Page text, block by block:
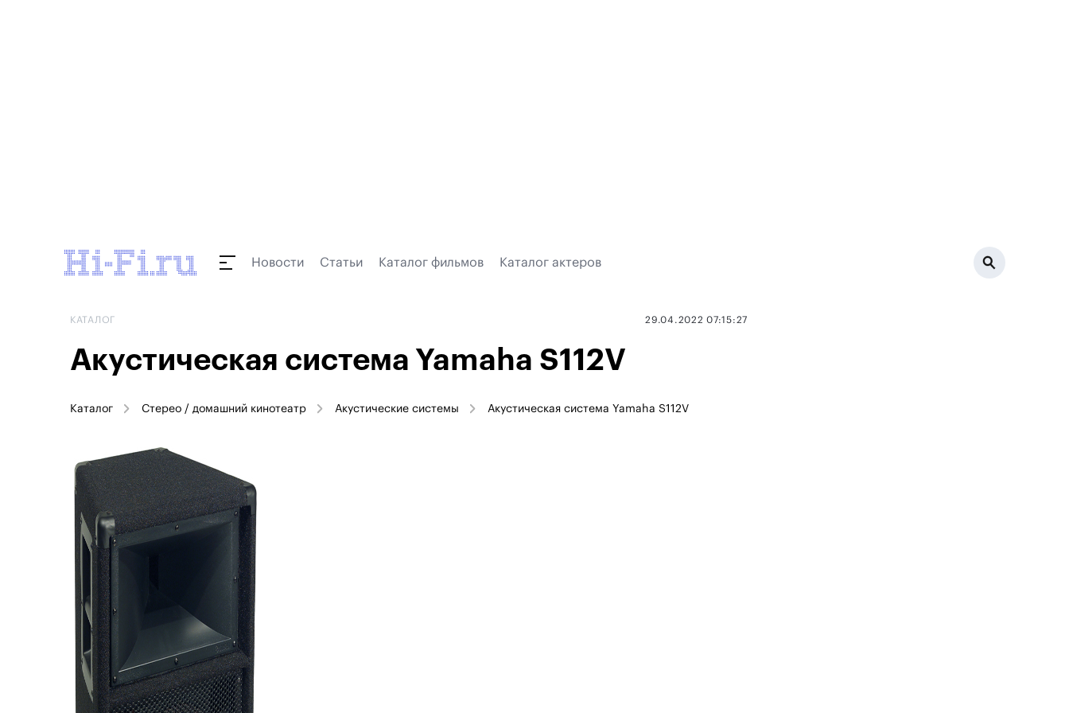
Новости Статьи Каталог фильмов Каталог актеров
КАТАЛОГ 29.04.2022 07:15:27
Акустическая система Yamaha S112V
Каталог Стерео / домашний кинотеатр Акустические системы Акустическая система Yamaha S112V